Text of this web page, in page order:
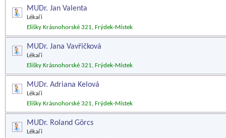
MUDr. Jan Valenta
Lékaři
Elišky Krásnohorské 321, Frýdek-Místek
MUDr. Jana Vavřičková
Lékaři
Elišky Krásnohorské 321, Frýdek-Místek
MUDr. Adriana Kelová
Lékaři
Elišky Krásnohorské 321, Frýdek-Místek
MUDr. Roland Görcs
Lékaři